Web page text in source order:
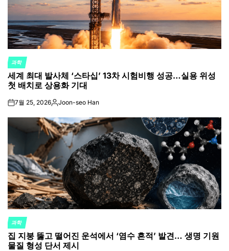
POSTED
IN
과학
세계 최대 발사체 ‘스타십’ 13차 시험비행 성공…실용 위성
첫 배치로 상용화 기대
on7월 25, 2026Posted
Joon-seo Han
POSTED
IN
과학
집 지붕 뚫고 떨어진 운석에서 ‘염수 흔적’ 발견… 생명 기원
물질 형성 단서 제시